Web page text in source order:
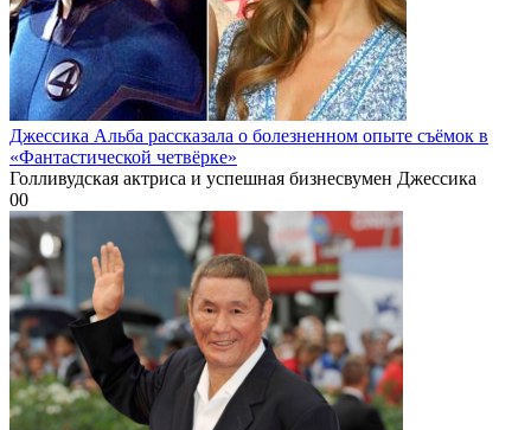
Джессика Альба рассказала о болезненном опыте съёмок в
«Фантастической четвёрке»
Голливудская актриса и успешная бизнесвумен Джессика
00